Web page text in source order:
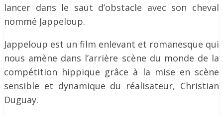
lancer dans le saut d’obstacle avec son cheval
nommé Jappeloup.
Jappeloup est un film enlevant et romanesque qui
nous amène dans l’arrière scène du monde de la
compétition hippique grâce à la mise en scène
sensible et dynamique du réalisateur, Christian
Duguay.